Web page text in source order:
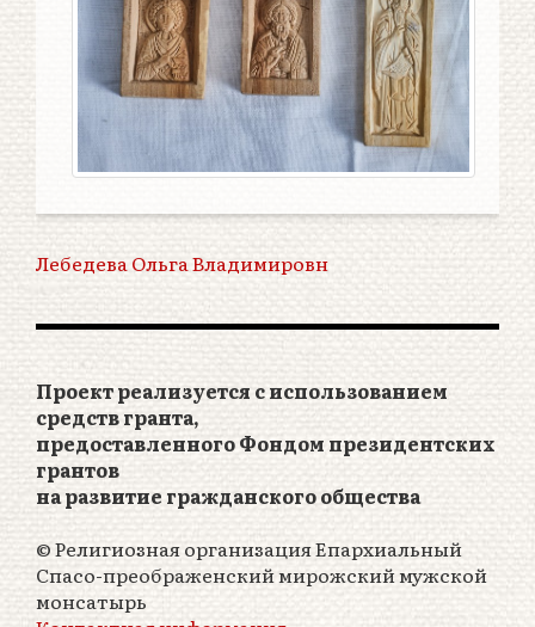
Лебедева Ольга Владимировн
Проект реализуется с использованием
средств гранта,
предоставленного Фондом президентских
грантов
на развитие гражданского общества
© Религиозная организация Епархиальный
Спасо-преображенский мирожский мужской
монсатырь